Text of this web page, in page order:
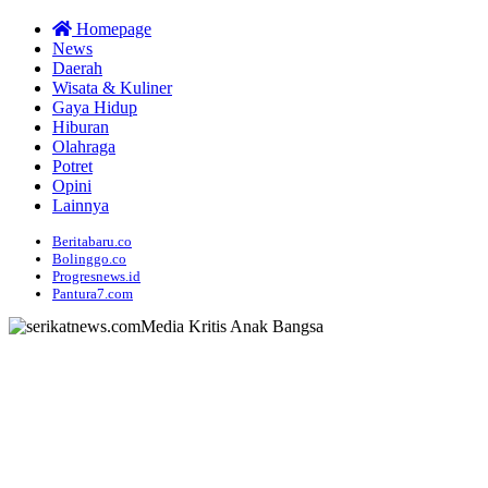
Homepage
News
Daerah
Wisata & Kuliner
Gaya Hidup
Hiburan
Olahraga
Potret
Opini
Lainnya
Beritabaru.co
Bolinggo.co
Progresnews.id
Pantura7.com